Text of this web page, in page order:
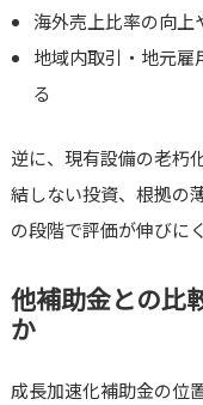
海外売上比率の向上
地域内取引・地元雇
る
逆に、現有設備の老朽
結しない投資、根拠の
の段階で評価が伸びに
他補助金との比
か
成長加速化補助金の位